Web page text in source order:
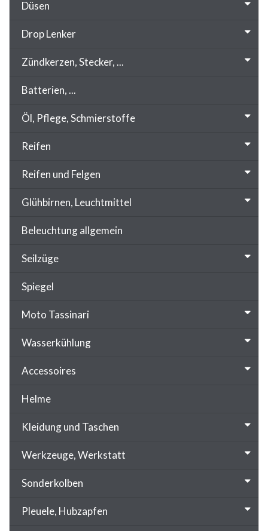
Düsen
Drop Lenker
Zündkerzen, Stecker, ...
Batterien, ...
Öl, Pflege, Schmierstoffe
Reifen
Reifen und Felgen
Glühbirnen, Leuchtmittel
Beleuchtung allgemein
Seilzüge
Spiegel
Moto Tassinari
Wasserkühlung
Accessoires
Helme
Kleidung und Taschen
Werkzeuge, Werkstatt
Sonderkolben
Pleuele, Hubzapfen